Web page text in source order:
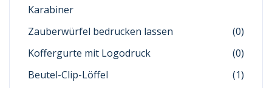
Karabiner
Zauberwürfel bedrucken lassen
(0)
Koffergurte mit Logodruck
(0)
Beutel-Clip-Löffel
(1)